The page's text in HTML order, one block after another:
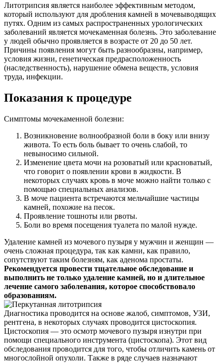
Литотрипсия является наиболее эффективным методом,
который используют для дробления камней в мочевыводящих
путях. Одним из самых распространенных урологических
заболеваний является мочекаменная болезнь. Это заболевание
у людей обычно проявляется в возрасте от 20 до 50 лет.
Причины появления могут быть разнообразны, например,
условия жизни, генетическая предрасположенность
(наследственность), нарушение обмена веществ, условия
труда, инфекции.
Показания к процедуре
Симптомы мочекаменной болезни:
Возникновение волнообразной боли в боку или внизу
живота. То есть боль бывает то очень слабой, то
невыносимо сильной.
Изменение цвета мочи на розоватый или красноватый,
что говорит о появлении крови в жидкости. В
некоторых случаях кровь в моче можно найти только с
помощью специальных анализов.
В моче пациента встречаются мельчайшие частицы
камней, похожие на песок.
Проявление тошноты или рвоты.
Боли во время посещения туалета по малой нужде.
Удаление камней из мочевого пузыря у мужчин и женщин —
очень сложная процедура, так как камни, как правило,
сопутствуют таким болезням, как аденома простаты.
Рекомендуется провести тщательное обследование и
выполнить не только удаление камней, но и длительное
лечение самого заболевания, которое способствовало
образованиям.
Диагностика проводится на основе жалоб, симптомов, УЗИ,
рентгена, в некоторых случаях проводится цистоскопия.
Цистоскопия — это осмотр мочевого пузыря изнутри при
помощи специального инструмента (цистоскопа). Этот вид
обследования проводится для того, чтобы отличить камень от
многослойной опухоли. Также в ряде случаев назначают